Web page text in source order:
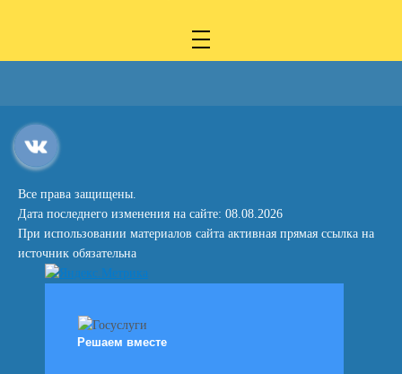
Все права защищены.
Дата последнего изменения на сайте: 08.08.2026
При использовании материалов сайта активная прямая ссылка на
источник обязательна
Решаем вместе